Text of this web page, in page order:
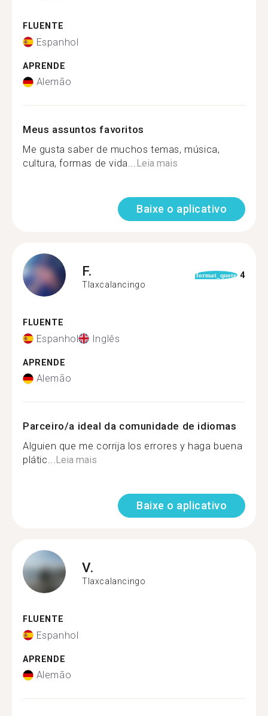
FLUENTE
Espanhol
APRENDE
Alemão
Meus assuntos favoritos
Me gusta saber de muchos temas, música,
cultura, formas de vida...Leia mais
Baixe o aplicativo
F.
Tlaxcalancingo
format_quote 4
FLUENTE
Espanhol Inglês
APRENDE
Alemão
Parceiro/a ideal da comunidade de idiomas
Alguien que me corrija los errores y haga buena
plátic...Leia mais
Baixe o aplicativo
V.
Tlaxcalancingo
FLUENTE
Espanhol
APRENDE
Alemão